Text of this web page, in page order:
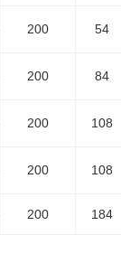
200 54
200 84
200 108
200 108
200 184